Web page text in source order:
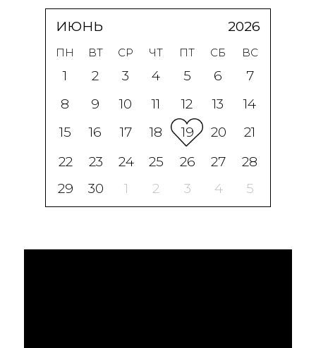
6
5
29
28
27
26
25
24
30
22
21
20
19
18
17
23
15
14
13
12
11
3
10
5
16
4
3 4
ВТ СР ЧТ ПТ СБ ВС
1
2
ПН
8
1
2026
2
ИЮНЬ
9
7